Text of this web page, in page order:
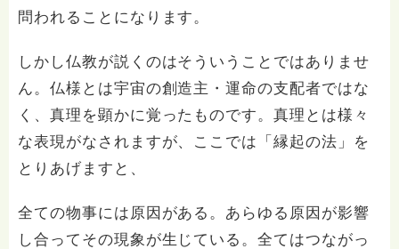
問われることになります。
しかし仏教が説くのはそういうことではありませ
ん。仏様とは宇宙の創造主・運命の支配者ではな
く、真理を顕かに覚ったものです。真理とは様々
な表現がなされますが、ここでは「縁起の法」を
とりあげますと、
全ての物事には原因がある。あらゆる原因が影響
し合ってその現象が生じている。全てはつながっ